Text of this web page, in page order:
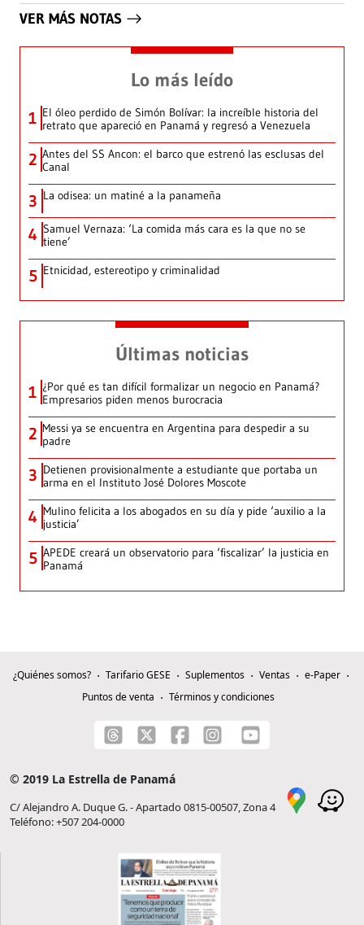
VER MÁS NOTAS
Lo más leído
1 El óleo perdido de Simón Bolívar: la increíble historia del
retrato que apareció en Panamá y regresó a Venezuela
2 Antes del SS Ancon: el barco que estrenó las esclusas del
Canal
3 La odisea: un matiné a la panameña
4 Samuel Vernaza: ‘La comida más cara es la que no se
tiene’
5 Etnicidad, estereotipo y criminalidad
Últimas noticias
1 ¿Por qué es tan difícil formalizar un negocio en Panamá?
Empresarios piden menos burocracia
2 Messi ya se encuentra en Argentina para despedir a su
padre
3 Detienen provisionalmente a estudiante que portaba un
arma en el Instituto José Dolores Moscote
4 Mulino felicita a los abogados en su día y pide ‘auxilio a la
justicia’
5 APEDE creará un observatorio para ‘fiscalizar’ la justicia en
Panamá
¿Quiénes somos? Tarifario GESE Suplementos Ventas
e-Paper
Puntos de venta
Términos y condiciones
© 2019 La Estrella de Panamá
C/ Alejandro A. Duque G. - Apartado 0815-00507, Zona 4
Teléfono: +507 204-0000